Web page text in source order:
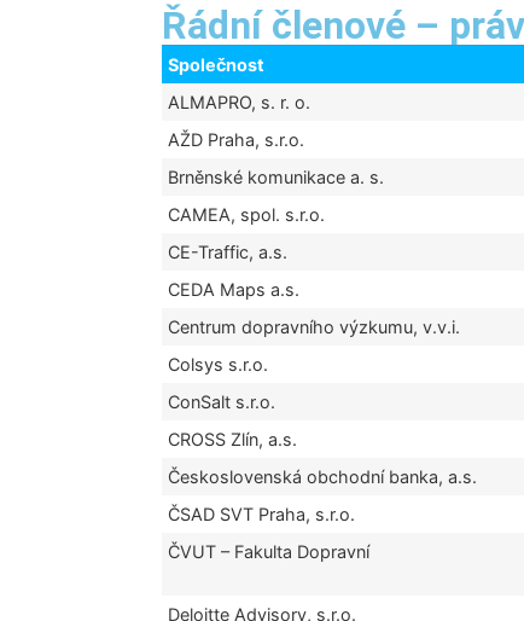
Řádní členové –
Společnost
ALMAPRO, s. r. o.
AŽD Praha, s.r.o.
Brněnské komunikace a. s.
CAMEA, spol. s.r.o.
CE-Traffic, a.s.
CEDA Maps a.s.
Centrum dopravního výzkumu, v.v.i.
Colsys s.r.o.
ConSalt s.r.o.
CROSS Zlín, a.s.
Československá obchodní banka, a.s.
ČSAD SVT Praha, s.r.o.
ČVUT – Fakulta Dopravní
Deloitte Advisory, s.r.o.